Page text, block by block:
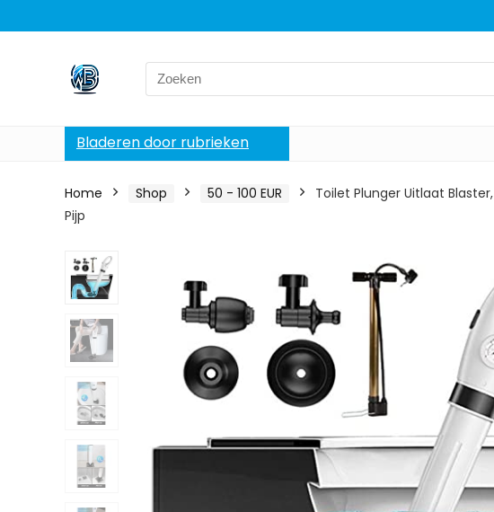
Search
for:
Bladeren door rubrieken
Home Shop 50 - 100 EUR
Toilet Plunger Uitlaat
Pijp